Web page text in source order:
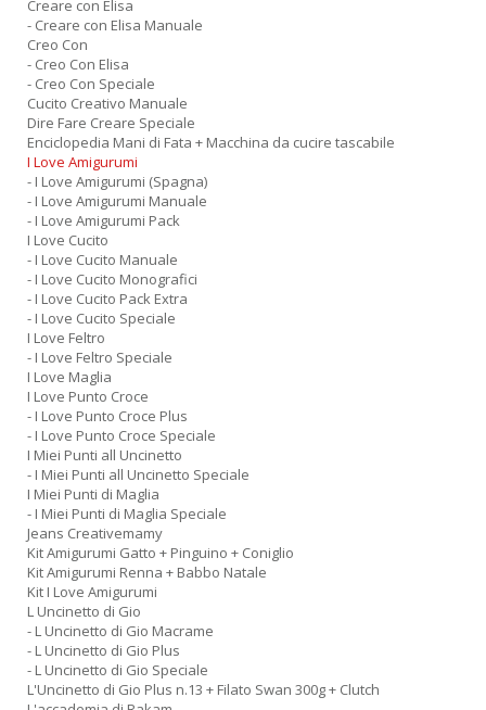
Creare con Elisa
- Creare con Elisa Manuale
Creo Con
- Creo Con Elisa
- Creo Con Speciale
Cucito Creativo Manuale
Dire Fare Creare Speciale
Enciclopedia Mani di Fata + Macchina da cucire tascabile
I Love Amigurumi
- I Love Amigurumi (Spagna)
- I Love Amigurumi Manuale
- I Love Amigurumi Pack
I Love Cucito
- I Love Cucito Manuale
- I Love Cucito Monografici
- I Love Cucito Pack Extra
- I Love Cucito Speciale
I Love Feltro
- I Love Feltro Speciale
I Love Maglia
I Love Punto Croce
- I Love Punto Croce Plus
- I Love Punto Croce Speciale
I Miei Punti all Uncinetto
- I Miei Punti all Uncinetto Speciale
I Miei Punti di Maglia
- I Miei Punti di Maglia Speciale
Jeans Creativemamy
Kit Amigurumi Gatto + Pinguino + Coniglio
Kit Amigurumi Renna + Babbo Natale
Kit I Love Amigurumi
L Uncinetto di Gio
- L Uncinetto di Gio Macrame
- L Uncinetto di Gio Plus
- L Uncinetto di Gio Speciale
L'Uncinetto di Gio Plus n.13 + Filato Swan 300g + Clutch